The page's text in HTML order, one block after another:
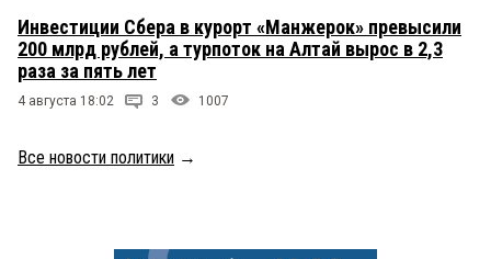
Инвестиции Сбера в курорт «Манжерок» превысили
200 млрд рублей, а турпоток на Алтай вырос в 2,3
раза за пять лет
4 августа 18:02 3 1007
Все новости политики →